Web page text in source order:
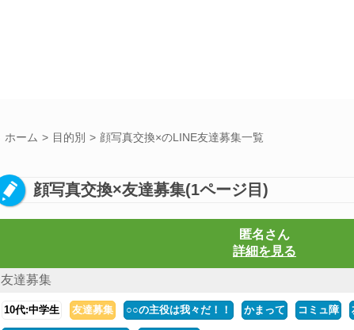
ホーム 目的別 顔写真交換×のLINE友達募集一覧
顔写真交換×友達募集(1ページ目)
匿名さん
詳細を見る
友達募集
10代:中学生 友達募集 ○○の主役は我々だ！！ かまって コミュ障